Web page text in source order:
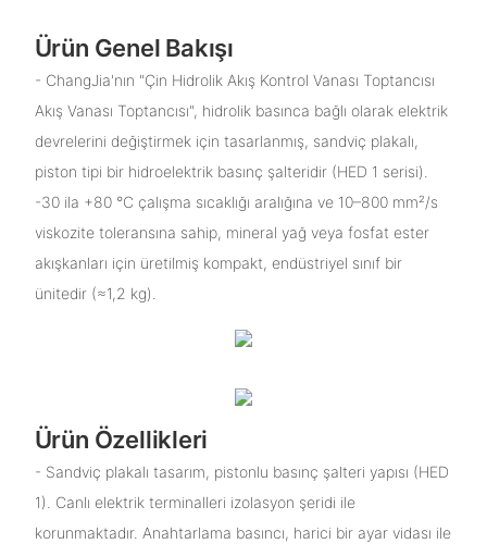
Ürün Genel Bakışı
- ChangJia'nın "Çin Hidrolik Akış Kontrol Vanası Toptancısı
Akış Vanası Toptancısı", hidrolik basınca bağlı olarak elektrik
devrelerini değiştirmek için tasarlanmış, sandviç plakalı,
piston tipi bir hidroelektrik basınç şalteridir (HED 1 serisi).
-30 ila +80 °C çalışma sıcaklığı aralığına ve 10–800 mm²/s
viskozite toleransına sahip, mineral yağ veya fosfat ester
akışkanları için üretilmiş kompakt, endüstriyel sınıf bir
ünitedir (≈1,2 kg).
Ürün Özellikleri
- Sandviç plakalı tasarım, pistonlu basınç şalteri yapısı (HED
1). Canlı elektrik terminalleri izolasyon şeridi ile
korunmaktadır. Anahtarlama basıncı, harici bir ayar vidası ile